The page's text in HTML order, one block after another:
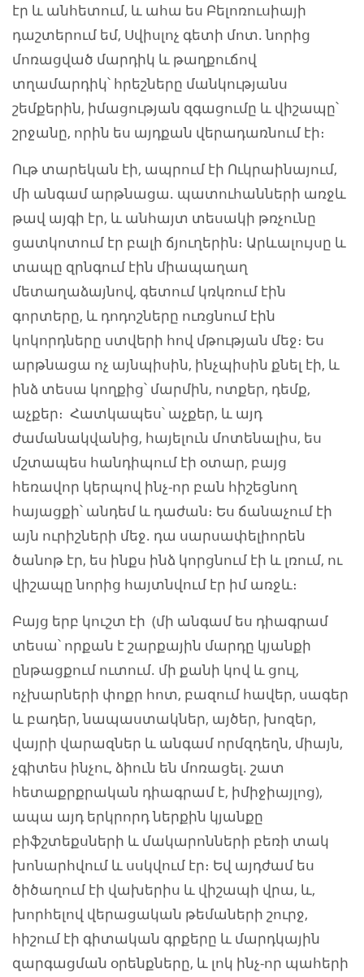
էր և անհետում, և ահա ես Բելոռուսիայի
դաշտերում եմ, Սվիսլոչ գետի մոտ. նորից
մոռացված մարդիկ և թաղքուճով
տղամարդիկ՝ հրեշները մանկությանս
շեմքերին, իմացության զգացումը և վիշապը՝
շրջանը, որին ես այդքան վերադառնում էի։
Ութ տարեկան էի, ապրում էի Ուկրաինայում,
մի անգամ արթնացա. պատուհանների առջև
թավ այգի էր, և անհայտ տեսակի թռչունը
ցատկոտում էր բալի ճյուղերին։ Արևալույսը և
տապը զրնգում էին միապաղաղ
մետաղաձայնով, գետում կռկռում էին
գորտերը, և դոդոշները ուռցնում էին
կոկորդները ստվերի հով մթության մեջ։ Ես
արթնացա ոչ այնպիսին, ինչպիսին քնել էի, և
ինձ տեսա կողքից՝ մարմին, ոտքեր, դեմք,
աչքեր։ Հատկապես՝ աչքեր, և այդ
ժամանակվանից, հայելուն մոտենալիս, ես
մշտապես հանդիպում էի օտար, բայց
հեռավոր կերպով ինչ-որ բան հիշեցնող
հայացքի՝ անդեմ և դաժան։ Ես ճանաչում էի
այն ուրիշների մեջ. դա սարսափելիորեն
ծանոթ էր, ես ինքս ինձ կորցնում էի և լռում, ու
վիշապը նորից հայտնվում էր իմ առջև։
Բայց երբ կուշտ էի (մի անգամ ես դիագրամ
տեսա՝ որքան է շարքային մարդը կյանքի
ընթացքում ուտում. մի քանի կով և ցուլ,
ոչխարների փոքր հոտ, բազում հավեր, սագեր
և բադեր, նապաստակներ, այծեր, խոզեր,
վայրի վարազներ և անգամ որմզդեղն, միայն,
չգիտես ինչու, ձիուն են մոռացել. շատ
հետաքրքրական դիագրամ է, իմիջիայլոց),
ապա այդ երկրորդ ներքին կյանքը
բիֆշտեքսների և մակարոնների բեռի տակ
խոնարհվում և սսկվում էր։ Եվ այդժամ ես
ծիծաղում էի վախերիս և վիշապի վրա, և,
խորհելով վերացական թեմաների շուրջ,
հիշում էի գիտական գրքերը և մարդկային
զարգացման օրենքները, և լոկ ինչ-որ պահերի